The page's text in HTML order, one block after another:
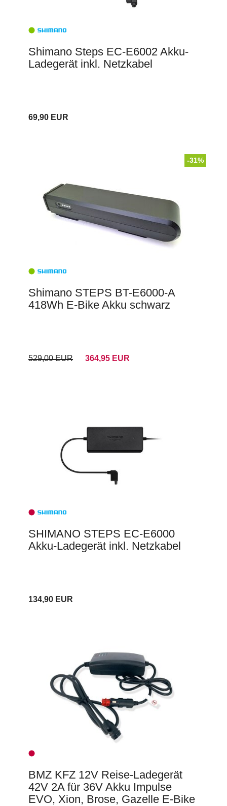
Shimano Steps EC-E6002 Akku-
Ladegerät inkl. Netzkabel
69,90 EUR
-31%
Shimano STEPS BT-E6000-A
418Wh E-Bike Akku schwarz
529,00 EUR 364,95 EUR
SHIMANO STEPS EC-E6000
Akku-Ladegerät inkl. Netzkabel
134,90 EUR
BMZ KFZ 12V Reise-Ladegerät
42V 2A für 36V Akku Impulse
EVO, Xion, Brose, Gazelle E-Bike